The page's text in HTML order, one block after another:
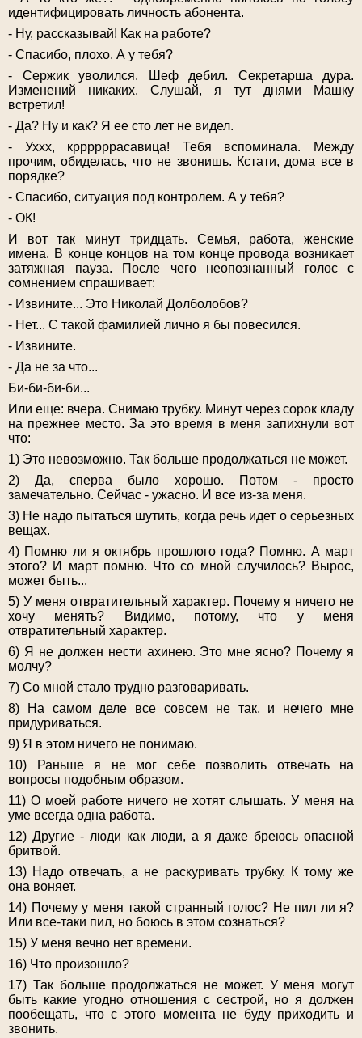
идентифицировать личность абонента.
- Ну, рассказывай! Как на работе?
- Спасибо, плохо. А у тебя?
- Сержик уволился. Шеф дебил. Секретарша дура.
Изменений никаких. Слушай, я тут днями Машку
встретил!
- Да? Ну и как? Я ее сто лет не видел.
- Уххх, кррррррасавица! Тебя вспоминала. Между
прочим, обиделась, что не звонишь. Кстати, дома все в
порядке?
- Спасибо, ситуация под контролем. А у тебя?
- ОК!
И вот так минут тридцать. Семья, работа, женские
имена. В конце концов на том конце провода возникает
затяжная пауза. После чего неопознанный голос с
сомнением спрашивает:
- Извините... Это Николай Долболобов?
- Нет... С такой фамилией лично я бы повесился.
- Извините.
- Да не за что...
Би-би-би-би...
Или еще: вчера. Снимаю трубку. Минут через сорок кладу
на прежнее место. За это время в меня запихнули вот
что:
1) Это невозможно. Так больше продолжаться не может.
2) Да, сперва было хорошо. Потом - просто
замечательно. Сейчас - ужасно. И все из-за меня.
3) Не надо пытаться шутить, когда речь идет о серьезных
вещах.
4) Помню ли я октябрь прошлого года? Помню. А март
этого? И март помню. Что со мной случилось? Вырос,
может быть...
5) У меня отвратительный характер. Почему я ничего не
хочу менять? Видимо, потому, что у меня
отвратительный характер.
6) Я не должен нести ахинею. Это мне ясно? Почему я
молчу?
7) Со мной стало трудно разговаривать.
8) На самом деле все совсем не так, и нечего мне
придуриваться.
9) Я в этом ничего не понимаю.
10) Раньше я не мог себе позволить отвечать на
вопросы подобным образом.
11) О моей работе ничего не хотят слышать. У меня на
уме всегда одна работа.
12) Другие - люди как люди, а я даже бреюсь опасной
бритвой.
13) Надо отвечать, а не раскуривать трубку. К тому же
она воняет.
14) Почему у меня такой странный голос? Не пил ли я?
Или все-таки пил, но боюсь в этом сознаться?
15) У меня вечно нет времени.
16) Что произошло?
17) Так больше продолжаться не может. У меня могут
быть какие угодно отношения с сестрой, но я должен
пообещать, что с этого момента не буду приходить и
звонить.